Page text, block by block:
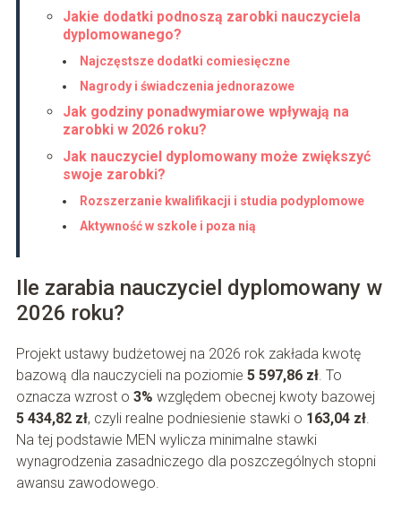
Jakie dodatki podnoszą zarobki nauczyciela
dyplomowanego?
Najczęstsze dodatki comiesięczne
Nagrody i świadczenia jednorazowe
Jak godziny ponadwymiarowe wpływają na
zarobki w 2026 roku?
Jak nauczyciel dyplomowany może zwiększyć
swoje zarobki?
Rozszerzanie kwalifikacji i studia podyplomowe
Aktywność w szkole i poza nią
Ile zarabia nauczyciel dyplomowany w
2026 roku?
Projekt ustawy budżetowej na 2026 rok zakłada kwotę
bazową dla nauczycieli na poziomie 5 597,86 zł. To
oznacza wzrost o 3% względem obecnej kwoty bazowej
5 434,82 zł, czyli realne podniesienie stawki o 163,04 zł.
Na tej podstawie MEN wylicza minimalne stawki
wynagrodzenia zasadniczego dla poszczególnych stopni
awansu zawodowego.